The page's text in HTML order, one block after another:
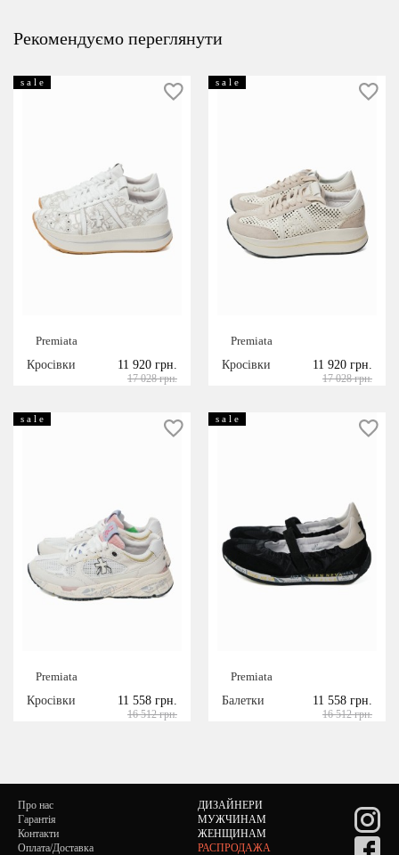
Рекомендуємо переглянути
s a l e
Premiata
Кросівки
11 920 грн.
17 028 грн.
s a l e
Premiata
Кросівки
11 920 грн.
17 028 грн.
s a l e
Premiata
Кросівки
11 558 грн.
16 512 грн.
s a l e
Premiata
Балетки
11 558 грн.
16 512 грн.
Про нас
Гарантія
Контакти
Оплата/Доставка
ДИЗАЙНЕРИ
МУЖЧИНАМ
ЖЕНЩИНАМ
РАСПРОДАЖА